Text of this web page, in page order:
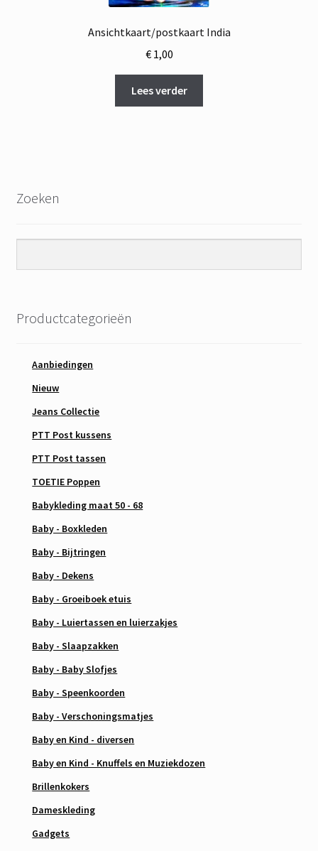
Ansichtkaart/postkaart India
€1,00
Lees verder
Zoeken
Productcategorieën
Aanbiedingen
Nieuw
Jeans Collectie
PTT Post kussens
PTT Post tassen
TOETIE Poppen
Babykleding maat 50 - 68
Baby - Boxkleden
Baby - Bijtringen
Baby - Dekens
Baby - Groeiboek etuis
Baby - Luiertassen en luierzakjes
Baby - Slaapzakken
Baby - Baby Slofjes
Baby - Speenkoorden
Baby - Verschoningsmatjes
Baby en Kind - diversen
Baby en Kind - Knuffels en Muziekdozen
Brillenkokers
Dameskleding
Gadgets